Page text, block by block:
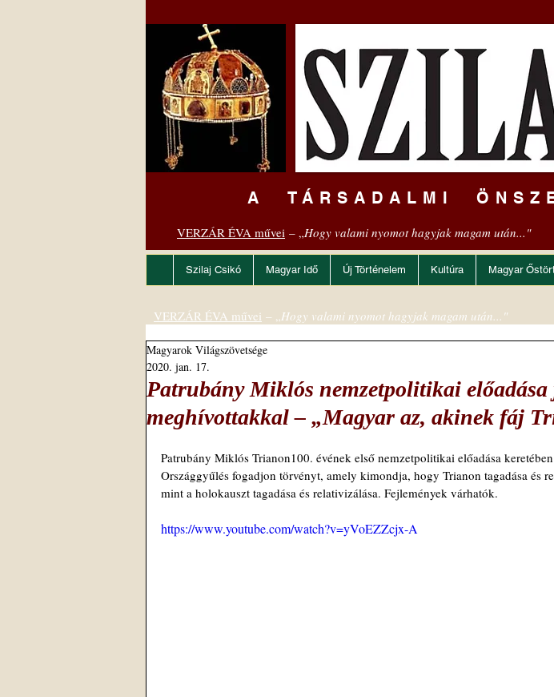
A TÁRSADALMI
VERZÁR ÉVA művei – „Hogy valami nyomot hagyjak magam után..."
Szilaj Csikó Magyar Idő Új Történelem Kultúra Magyar
Patrubány Miklós nemzetpolitikai előadása
meghívottakkal – „Magyar az, akinek fáj
Magyarok Világszövetsége
2020. jan. 17.
Patrubány Miklós Trianon100. évének első nemzetpolitikai előadása
Országgyűlés fogadjon törvényt, amely kimondja, hogy Trianon tagadása és
mint a holokauszt tagadása és relativizálása. Fejlemények várhatók.
https://www.youtube.com/watch?v=yVoEZZcjx-A
VERZÁR ÉVA művei – „Hogy valami nyomot hagyjak magam után..."